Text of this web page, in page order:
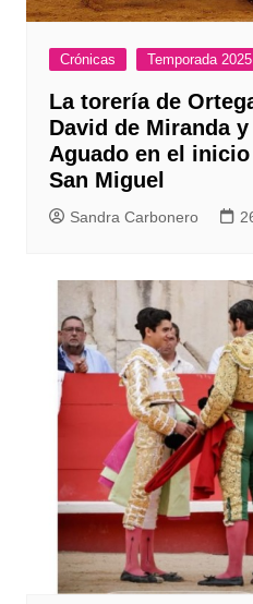
Crónicas Temporada 2025
La torería de
David de Miranda
Aguado en el
San Miguel
Sandra Carbonero